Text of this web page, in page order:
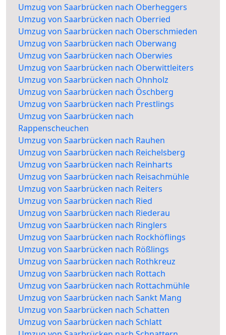
Umzug von Saarbrücken nach Oberheggers
Umzug von Saarbrücken nach Oberried
Umzug von Saarbrücken nach Oberschmieden
Umzug von Saarbrücken nach Oberwang
Umzug von Saarbrücken nach Oberwies
Umzug von Saarbrücken nach Oberwittleiters
Umzug von Saarbrücken nach Ohnholz
Umzug von Saarbrücken nach Öschberg
Umzug von Saarbrücken nach Prestlings
Umzug von Saarbrücken nach
Rappenscheuchen
Umzug von Saarbrücken nach Rauhen
Umzug von Saarbrücken nach Reichelsberg
Umzug von Saarbrücken nach Reinharts
Umzug von Saarbrücken nach Reisachmühle
Umzug von Saarbrücken nach Reiters
Umzug von Saarbrücken nach Ried
Umzug von Saarbrücken nach Riederau
Umzug von Saarbrücken nach Ringlers
Umzug von Saarbrücken nach Rockhöflings
Umzug von Saarbrücken nach Rößlings
Umzug von Saarbrücken nach Rothkreuz
Umzug von Saarbrücken nach Rottach
Umzug von Saarbrücken nach Rottachmühle
Umzug von Saarbrücken nach Sankt Mang
Umzug von Saarbrücken nach Schatten
Umzug von Saarbrücken nach Schlatt